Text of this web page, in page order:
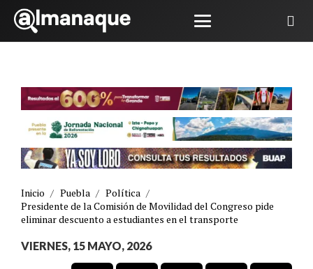
Inicio / Puebla / Política /
Presidente de la Comisión de Movilidad del Congreso pide
eliminar descuento a estudiantes en el transporte
VIERNES, 15 MAYO, 2026